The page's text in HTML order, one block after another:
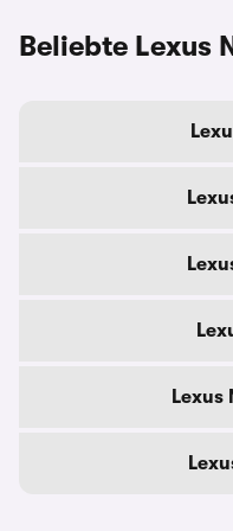
Beliebte Lexus
Lexus